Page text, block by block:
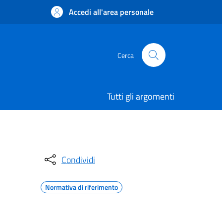
Accedi all'area personale
Cerca
Tutti gli argomenti
Condividi
Normativa di riferimento